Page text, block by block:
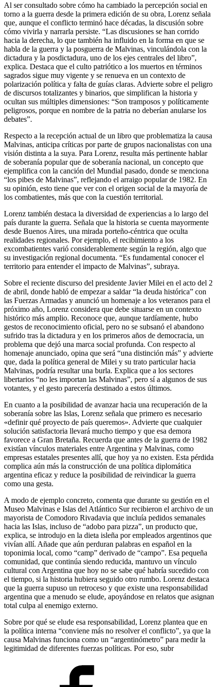
Al ser consultado sobre cómo ha cambiado la percepción social en
torno a la guerra desde la primera edición de su obra, Lorenz señala
que, aunque el conflicto terminó hace décadas, la discusión sobre
cómo vivirla y narrarla persiste. “Las discusiones se han corrido
hacia la derecha, lo que también ha influido en la forma en que se
habla de la guerra y la posguerra de Malvinas, vinculándola con la
dictadura y la posdictadura, uno de los ejes centrales del libro”,
explica. Destaca que el culto patriótico a los muertos en términos
sagrados sigue muy vigente y se renueva en un contexto de
polarización política y falta de guías claras. Advierte sobre el peligro
de discursos totalizantes y binarios, que simplifican la historia y
ocultan sus múltiples dimensiones: “Son tramposos y políticamente
peligrosos, porque en nombre de la patria no deberían anularse los
debates”.
Respecto a la recepción actual de un libro que problematiza la causa
Malvinas, anticipa críticas por parte de grupos nacionalistas con una
visión distinta a la suya. Para Lorenz, resulta más pertinente hablar
de soberanía popular que de soberanía nacional, un concepto que
ejemplifica con la canción del Mundial pasado, donde se menciona
“los pibes de Malvinas”, reflejando el arraigo popular de 1982. En
su opinión, esto tiene que ver con el origen social de la mayoría de
los combatientes, más que con la cuestión territorial.
Lorenz también destaca la diversidad de experiencias a lo largo del
país durante la guerra. Señala que la historia se cuenta mayormente
desde Buenos Aires, una mirada porteño-céntrica que oculta
realidades regionales. Por ejemplo, el recibimiento a los
excombatientes varió considerablemente según la región, algo que
su investigación regional documenta. “Es fundamental conocer el
territorio para entender el impacto de Malvinas”, subraya.
Sobre el reciente discurso del presidente Javier Milei en el acto del 2
de abril, donde habló de empezar a saldar “la deuda histórica” con
las Fuerzas Armadas y anunció un homenaje a los veteranos para el
próximo año, Lorenz considera que debe situarse en un contexto
histórico más amplio. Reconoce que, aunque tardíamente, hubo
gestos de reconocimiento oficial, pero no se subsanó el abandono
sufrido tras la dictadura y en los primeros años de democracia, un
problema que dejó una marca social profunda. Con respecto al
homenaje anunciado, opina que será “una distinción más” y advierte
que, dada la política general de Milei y su trato particular hacia
Malvinas, podría resultar una burla. Explica que a los sectores
libertarios “no les importan las Malvinas”, pero sí a algunos de sus
votantes, y el gesto parecería destinado a estos últimos.
En cuanto a la posibilidad de avanzar hacia una recuperación de la
soberanía sobre las Islas, Lorenz señala que primero es necesario
«definir qué proyecto de país queremos». Advierte que cualquier
solución satisfactoria llevará mucho tiempo y que esa demora
favorece a Gran Bretaña. Recuerda que antes de la guerra de 1982
existían vínculos materiales entre Argentina y Malvinas, como
empresas estatales presentes allí, que hoy ya no existen. Esta pérdida
complica aún más la construcción de una política diplomática
argentina eficaz y reduce la posibilidad de reivindicar la guerra
como una gesta.
A modo de ejemplo concreto, comenta que durante su gestión en el
Museo Malvinas e Islas del Atlántico Sur recibieron el archivo de un
mayorista de Comodoro Rivadavia que incluía pedidos semanales
hacia las Islas, incluso de “adobo para pizza”, un producto que,
explica, se introdujo en la dieta isleña por empleados argentinos que
vivían allí. Añade que aún perduran palabras en español en la
toponimia local, como “camp” derivado de “campo”. Esa pequeña
comunidad, que continúa siendo reducida, mantuvo un vínculo
cultural con Argentina que hoy no se sabe qué habría sucedido con
el tiempo, si la historia hubiera seguido otro rumbo. Lorenz destaca
que la guerra supuso un retroceso y que existe una responsabilidad
argentina que a menudo se elude, apoyándose en relatos que asignan
total culpa al enemigo externo.
Sobre por qué se elude esa responsabilidad, Lorenz plantea que en
la política interna “conviene más no resolver el conflicto”, ya que la
causa Malvinas funciona como un “argentinómetro” para medir la
legitimidad de diferentes fuerzas políticas. Por eso, subr